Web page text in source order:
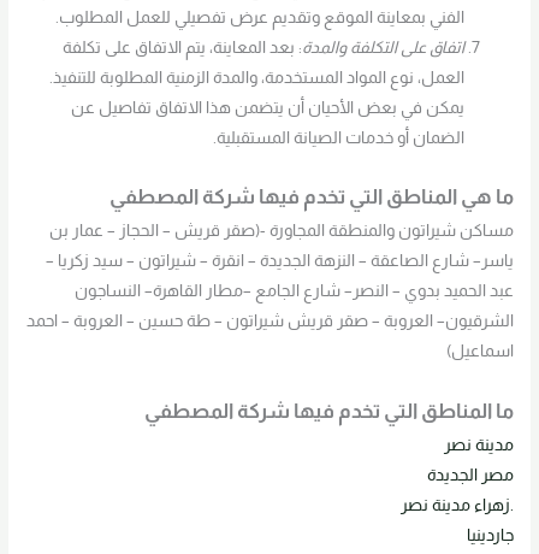
الفني بمعاينة الموقع وتقديم عرض تفصيلي للعمل المطلوب.
اتفاق على التكلفة والمدة: بعد المعاينة، يتم الاتفاق على تكلفة
العمل، نوع المواد المستخدمة، والمدة الزمنية المطلوبة للتنفيذ.
يمكن في بعض الأحيان أن يتضمن هذا الاتفاق تفاصيل عن
الضمان أو خدمات الصيانة المستقبلية.
ما هي المناطق التي تخدم فيها شركة المصطفي
مساكن شيراتون والمنطقة المجاورة -(صقر قريش – الحجاز – عمار بن
ياسر– شارع الصاعقة – النزهة الجديدة – انقرة – شيراتون – سيد زكريا –
عبد الحميد بدوي – النصر– شارع الجامع –مطار القاهرة– النساجون
الشرقيون– العروبة – صقر قريش شيراتون – طة حسين – العروبة – احمد
اسماعيل)
ما المناطق التي تخدم فيها شركة المصطفي
مدينة نصر
مصر الجديدة
.زهراء مدينة نصر
جاردينيا